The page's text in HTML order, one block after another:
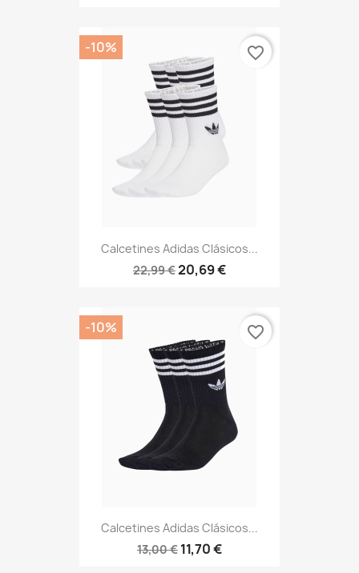
Calcetines Adidas Clásicos...
22,99 €20,69 €
-10% favorite_border
Calcetines Adidas Clásicos...
13,00 € 11,70 €
-10% favorite_border